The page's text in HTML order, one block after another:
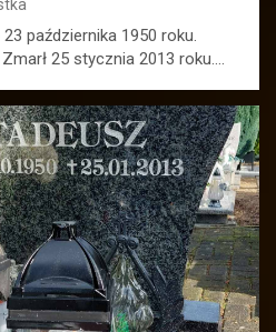
października 1950 roku.
25 stycznia 2013 roku.…